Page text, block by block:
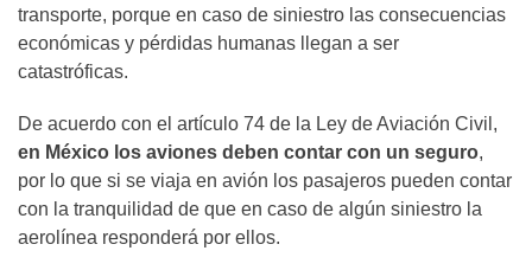
transporte, porque en caso de siniestro las consecuencias
económicas y pérdidas humanas llegan a ser
catastróficas.
De acuerdo con el artículo 74 de la Ley de Aviación Civil,
en México los aviones deben contar con un seguro,
por lo que si se viaja en avión los pasajeros pueden contar
con la tranquilidad de que en caso de algún siniestro la
aerolínea responderá por ellos.